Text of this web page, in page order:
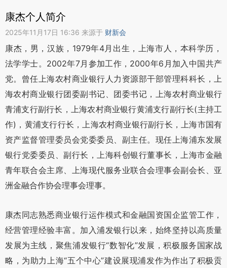
康杰个人简介
2025年11月17日 16:36 来源于 财新会
康杰，男，汉族，1979年4月出生，上海市人，本科学历，
法学学士。2002年7月参加工作，2000年6月加入中国共产
党。曾任上海农村商业银行人力资源部干部管理科科长，上
海农村商业银行团委副书记、团委书记，上海农村商业银行
青浦支行副行长，上海农村商业银行黄浦支行副行长(主持工
作)，黄浦支行行长，上海农村商业银行副行长，上海市国有
资产监督管理委员会党委委员、副主任。现任上海浦东发展
银行党委委员、副行长，上海科创银行董事长，上海市金融
青年联合会主席、上海现代服务业联合会理事会副会长、亚
洲金融合作协会理事会理事。
康杰同志熟悉商业银行运作模式和金融国资国企监管工作，
经营管理经验丰富。加入浦发银行以来，始终坚持以高质量
发展为主线，聚焦浦发银行“数智化”发展，积极服务国家战
略，为助力上海“五个中心”建设展现浦发作为作出了积极贡